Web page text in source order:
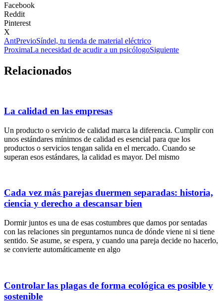
Facebook
Reddit
Pinterest
X
AntPrevioSíndel, tu tienda de material eléctrico
ProximaLa necesidad de acudir a un psicólogoSiguiente
Relacionados
La calidad en las empresas
Un producto o servicio de calidad marca la diferencia. Cumplir con
unos estándares mínimos de calidad es esencial para que los
productos o servicios tengan salida en el mercado. Cuando se
superan esos estándares, la calidad es mayor. Del mismo
Cada vez más parejas duermen separadas: historia,
ciencia y derecho a descansar bien
Dormir juntos es una de esas costumbres que damos por sentadas
con las relaciones sin preguntarnos nunca de dónde viene ni si tiene
sentido. Se asume, se espera, y cuando una pareja decide no hacerlo,
se convierte automáticamente en algo
Controlar las plagas de forma ecológica es posible y
sostenible